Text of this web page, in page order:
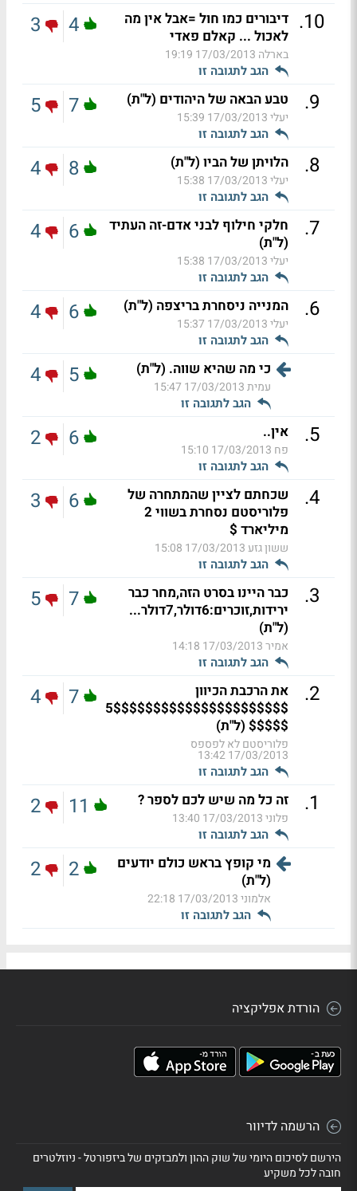
10
.
דיבורים כמו חול =אבל אין מה
לאכול ... קאלם פאדי
בארלה 17/03/2013 19:19
הגב לתגובה זו
4
3
9
. טבע הבאה של היהודים (ל"ת)
יעלי17/03/2013 15:39
הגב לתגובה זו
7
5
8
. הלויתן של הביו (ל"ת)
יעלי17/03/2013 15:38
הגב לתגובה זו
8
4
7
.
חלקי חילוף לבני אדם-זה העתיד
(ל"ת)
יעלי17/03/2013 15:38
הגב לתגובה זו
6
4
6
. המנייה ניסחרת בריצפה (ל"ת)
יעלי17/03/2013 15:37
הגב לתגובה זו
6
4
כי מה שהיא שווה. (ל"ת)
עמית17/03/2013 15:47
הגב לתגובה זו
5
4
5
. אין..
פח 17/03/2013 15:10
הגב לתגובה זו
6
2
4
.
שכחתם לציין שהמתחרה של
פלוריסטם נסחרת בשווי 2
מיליארד $
ששון גזע17/03/2013 15:08
הגב לתגובה זו
6
3
3
.
כבר היינו בסרט הזה,מחר כבר
ירידות,זוכרים:6דולר,7דולר...
(ל"ת)
אמיר17/03/2013 14:18
הגב לתגובה זו
7
5
2
.
את הרכבת הכיוון
5$$$$$$$$$$$$$$$$$$$$$$
$$$$$ (ל"ת)
פלוריסטם לא לפספס
17/03/2013 13:42
הגב לתגובה זו
7
4
1
. זה כל מה שיש לכם לספר ?
פלוני17/03/2013 13:40
הגב לתגובה זו
11
2
מי קופץ בראש כולם יודעים
(ל"ת)
אלמוני17/03/2013 22:18
הגב לתגובה זו
2
2
הורדת אפליקציה
הרשמה לדיוור
הירשם לסיכום היומי של שוק ההון ולמבזקים של ביזפורטל - ניוזלטרים
חובה לכל משקיע